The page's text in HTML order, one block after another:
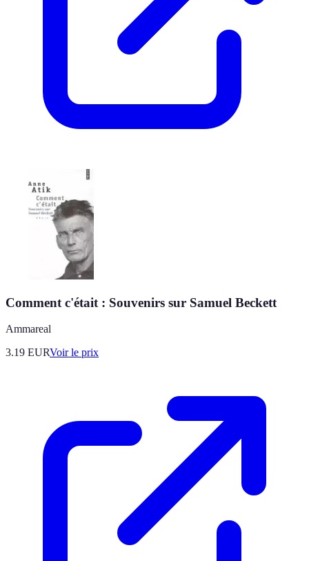
Comment c'était : Souvenirs sur Samuel Beckett
Ammareal
3.19 EURVoir le prix